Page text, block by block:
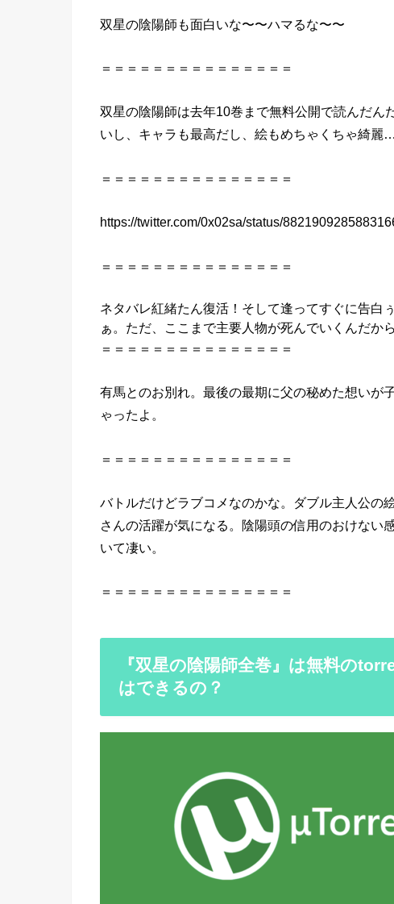
双星の陰陽師 も面白いな〜〜ハマるな〜〜
＝＝＝＝＝＝＝＝＝＝＝＝＝＝＝
双星の陰陽師は去年10巻まで無料公開で読んだん
い し、キャラも最高だし、絵もめちゃくちゃ綺
＝＝＝＝＝＝＝＝＝＝＝＝＝＝＝
https://twitter.com/0x02sa/status/
＝＝＝＝＝＝＝＝＝＝＝＝＝＝＝
ネタバレ紅緒たん復活！そして逢ってすぐに告白
ぁ。ただ、ここまで主要人物が死んでいくんだか
＝＝＝＝＝＝＝＝＝＝＝＝＝＝＝
有馬とのお別れ。最後の最期に父の秘めた想いが
ゃったよ。
＝＝＝＝＝＝＝＝＝＝＝＝＝＝＝
バトルだけどラブコメなのかな。ダブル主人公の
さんの活躍が気になる。陰陽頭の信用のおけない
いて凄い。
＝＝＝＝＝＝＝＝＝＝＝＝＝＝＝
『双星の陰陽師全巻』は無料の
はできるの？